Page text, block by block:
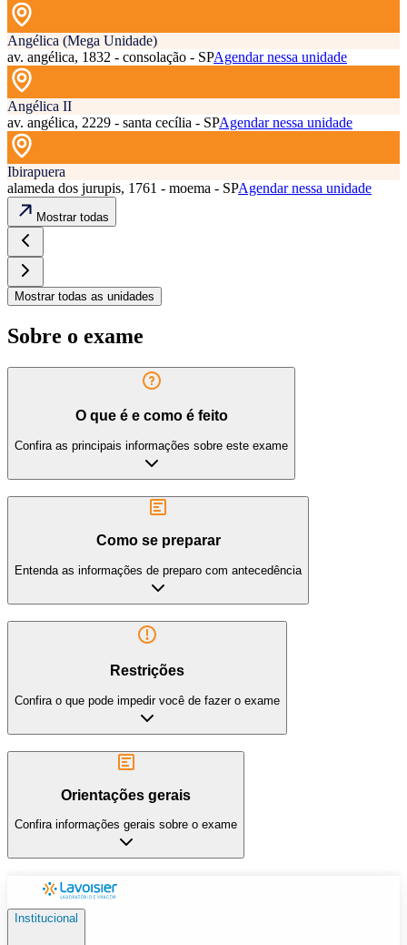
Angélica (Mega Unidade)
av. angélica, 1832 - consolação - SPAgendar nessa unidade
Angélica II
av. angélica, 2229 - santa cecília - SPAgendar nessa unidade
Ibirapuera
alameda dos jurupis, 1761 - moema - SPAgendar nessa unidade
Mostrar todas
Mostrar todas as unidades
Sobre o exame
O que é e como é feito
Confira as principais informações sobre este exame
Como se preparar
Entenda as informações de preparo com antecedência
Restrições
Confira o que pode impedir você de fazer o exame
Orientações gerais
Confira informações gerais sobre o exame
Institucional